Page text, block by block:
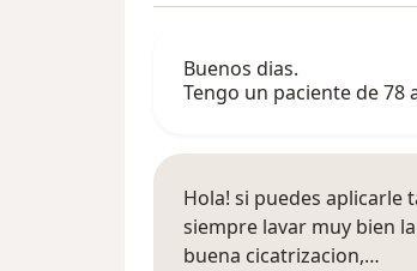
Buenos dias.
Tengo un paciente de 78
Hola! si puedes aplicarle
siempre lavar muy bien
buena cicatrizacion,…